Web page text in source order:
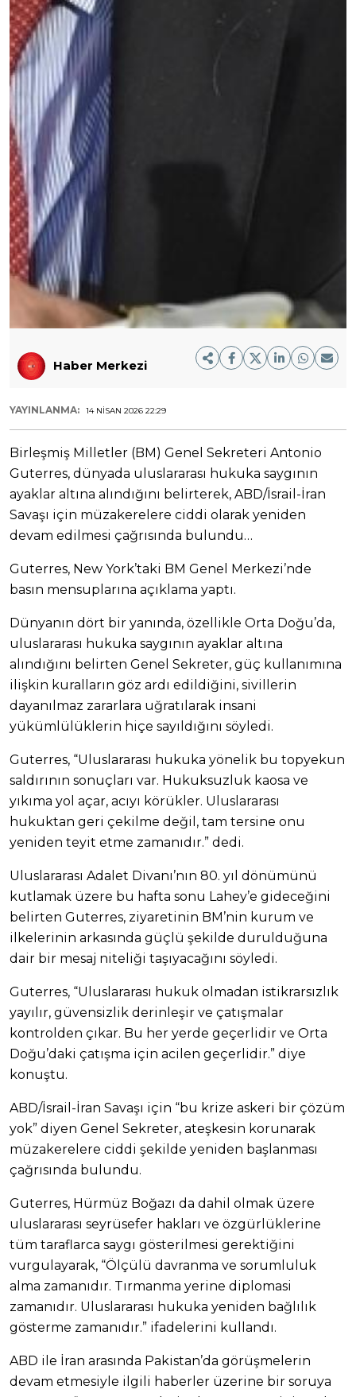
Haber Merkezi
YAYINLANMA: 14 NISAN 2026 22:29
Birleşmiş Milletler (BM) Genel Sekreteri Antonio
Guterres, dünyada uluslararası hukuka saygının
ayaklar altına alındığını belirterek, ABD/İsrail-İran
Savaşı için müzakerelere ciddi olarak yeniden
devam edilmesi çağrısında bulundu…
Guterres, New York’taki BM Genel Merkezi’nde
basın mensuplarına açıklama yaptı.
Dünyanın dört bir yanında, özellikle Orta Doğu’da,
uluslararası hukuka saygının ayaklar altına
alındığını belirten Genel Sekreter, güç kullanımına
ilişkin kuralların göz ardı edildiğini, sivillerin
dayanılmaz zararlara uğratılarak insani
yükümlülüklerin hiçe sayıldığını söyledi.
Guterres, “Uluslararası hukuka yönelik bu topyekun
saldırının sonuçları var. Hukuksuzluk kaosa ve
yıkıma yol açar, acıyı körükler. Uluslararası
hukuktan geri çekilme değil, tam tersine onu
yeniden teyit etme zamanıdır.” dedi.
Uluslararası Adalet Divanı’nın 80. yıl dönümünü
kutlamak üzere bu hafta sonu Lahey’e gideceğini
belirten Guterres, ziyaretinin BM’nin kurum ve
ilkelerinin arkasında güçlü şekilde durulduğuna
dair bir mesaj niteliği taşıyacağını söyledi.
Guterres, “Uluslararası hukuk olmadan istikrarsızlık
yayılır, güvensizlik derinleşir ve çatışmalar
kontrolden çıkar. Bu her yerde geçerlidir ve Orta
Doğu’daki çatışma için acilen geçerlidir.” diye
konuştu.
ABD/İsrail-İran Savaşı için “bu krize askeri bir çözüm
yok” diyen Genel Sekreter, ateşkesin korunarak
müzakerelere ciddi şekilde yeniden başlanması
çağrısında bulundu.
Guterres, Hürmüz Boğazı da dahil olmak üzere
uluslararası seyrüsefer hakları ve özgürlüklerine
tüm taraflarca saygı gösterilmesi gerektiğini
vurgulayarak, “Ölçülü davranma ve sorumluluk
alma zamanıdır. Tırmanma yerine diplomasi
zamanıdır. Uluslararası hukuka yeniden bağlılık
gösterme zamanıdır.” ifadelerini kullandı.
ABD ile İran arasında Pakistan’da görüşmelerin
devam etmesiyle ilgili haberler üzerine bir soruya